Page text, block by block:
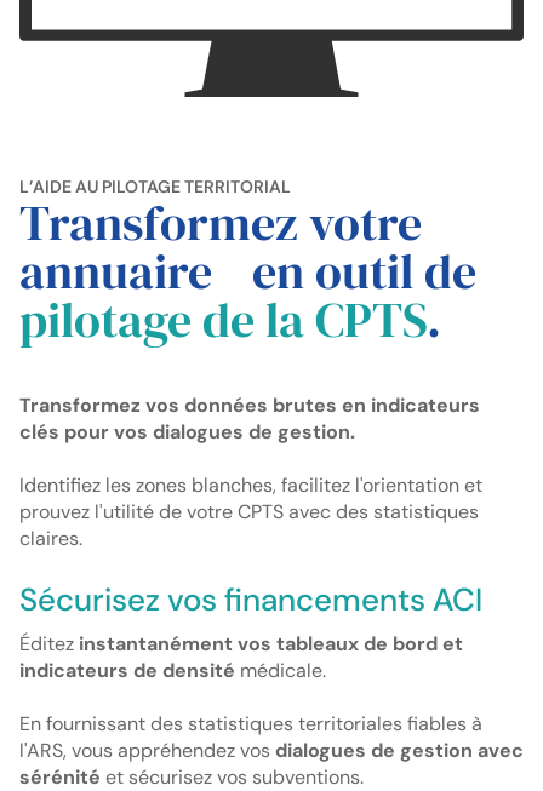
L’AIDE AU PILOTAGE TERRITORIAL
Transformez votre
annuaire en outil de
pilotage de la CPTS.
Transformez vos données brutes en indicateurs
clés pour vos dialogues de gestion.
Identifiez les zones blanches, facilitez l'orientation et
prouvez l'utilité de votre CPTS avec des statistiques
claires.
Sécurisez vos financements ACI
Éditez instantanément vos tableaux de bord et
indicateurs de densité médicale.
En fournissant des statistiques territoriales fiables à
l'ARS, vous appréhendez vos dialogues de gestion avec
sérénité et sécurisez vos subventions.